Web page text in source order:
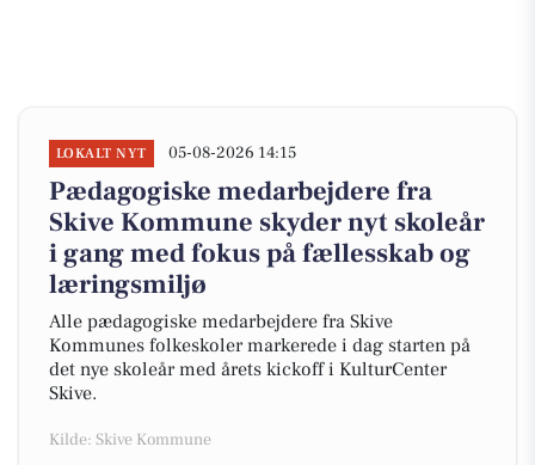
LOKALT NYT 05-08-2026 14:15
Pædagogiske medarbejdere fra
Skive Kommune skyder nyt skoleår
i gang med fokus på fællesskab og
læringsmiljø
Alle pædagogiske medarbejdere fra Skive
Kommunes folkeskoler markerede i dag starten på
det nye skoleår med årets kickoff i KulturCenter
Skive.
Kilde: Skive Kommune